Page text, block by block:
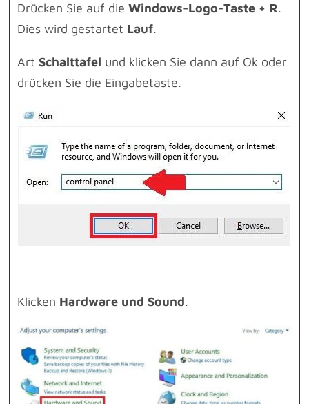
Drücken Sie auf dieWindows-Logo-Taste + R.
Dies wird gestartet Lauf.
Art Schalttafel und klicken Sie dann auf Ok oder
drücken Sie die Eingabetaste.
Klicken Hardware und Sound.